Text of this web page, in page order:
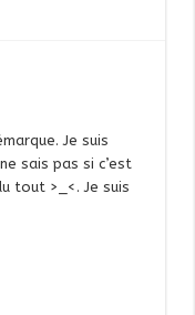
Je suis
sais pas si c’est
tout >_<. Je suis